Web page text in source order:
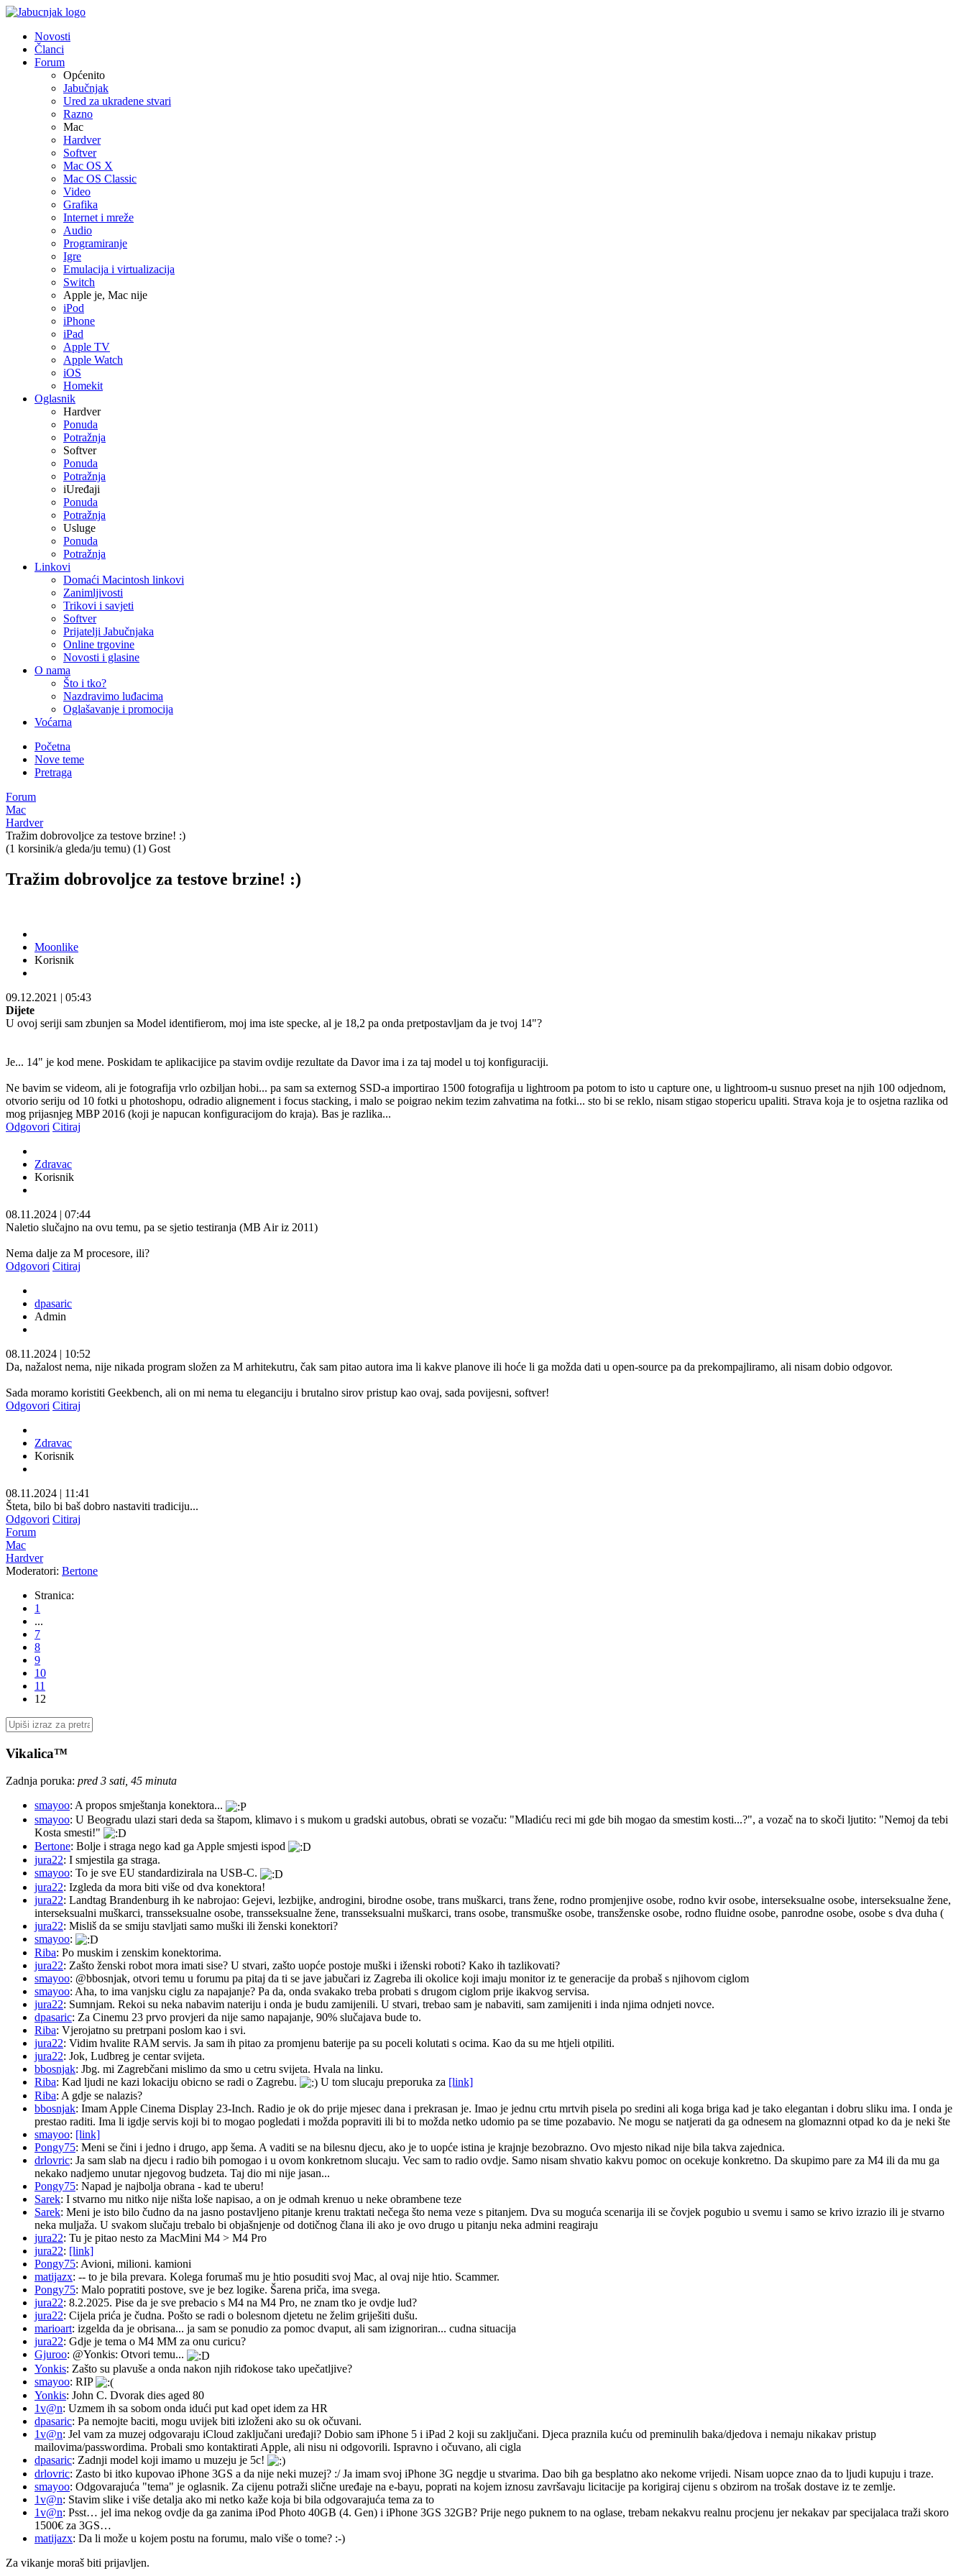
Novosti
Članci
Forum
Općenito
Jabučnjak
Ured za ukradene stvari
Razno
Mac
Hardver
Softver
Mac OS X
Mac OS Classic
Video
Grafika
Internet i mreže
Audio
Programiranje
Igre
Emulacija i virtualizacija
Switch
Apple je, Mac nije
iPod
iPhone
iPad
Apple TV
Apple Watch
iOS
Homekit
Oglasnik
Hardver
Ponuda
Potražnja
Softver
Ponuda
Potražnja
iUređaji
Ponuda
Potražnja
Usluge
Ponuda
Potražnja
Linkovi
Domaći Macintosh linkovi
Zanimljivosti
Trikovi i savjeti
Softver
Prijatelji Jabučnjaka
Online trgovine
Novosti i glasine
O nama
Što i tko?
Nazdravimo luđacima
Oglašavanje i promocija
Voćarna
Početna
Nove teme
Pretraga
Forum
Mac
Hardver
Tražim dobrovoljce za testove brzine! :)
(1 korsinik/a gleda/ju temu) (1) Gost
Tražim dobrovoljce za testove brzine! :)
Moonlike
Korisnik
09.12.2021 | 05:43
Dijete
U ovoj seriji sam zbunjen sa Model identifierom, moj ima iste specke, al je 18,2 pa onda pretpostavljam da je tvoj 14"?
Je... 14" je kod mene. Poskidam te aplikacijice pa stavim ovdije rezultate da Davor ima i za taj model u toj konfiguraciji.
Ne bavim se videom, ali je fotografija vrlo ozbiljan hobi... pa sam sa externog SSD-a importirao 1500 fotografija u lightroom pa potom to isto u capture one, u lightroom-u susnuo preset na njih 100 odjednom,
otvorio seriju od 10 fotki u photoshopu, odradio alignement i focus stacking, i malo se poigrao nekim tezim zahvatima na fotki... sto bi se reklo, nisam stigao stopericu upaliti. Strava koja je to osjetna razlika od
mog prijasnjeg MBP 2016 (koji je napucan konfiguracijom do kraja). Bas je razlika...
Odgovori Citiraj
Zdravac
Korisnik
08.11.2024 | 07:44
Naletio slučajno na ovu temu, pa se sjetio testiranja (MB Air iz 2011)
Nema dalje za M procesore, ili?
Odgovori Citiraj
dpasaric
Admin
08.11.2024 | 10:52
Da, nažalost nema, nije nikada program složen za M arhitekutru, čak sam pitao autora ima li kakve planove ili hoće li ga možda dati u open-source pa da prekompajliramo, ali nisam dobio odgovor.
Sada moramo koristiti Geekbench, ali on mi nema tu eleganciju i brutalno sirov pristup kao ovaj, sada povijesni, softver!
Odgovori Citiraj
Zdravac
Korisnik
08.11.2024 | 11:41
Šteta, bilo bi baš dobro nastaviti tradiciju...
Odgovori Citiraj
Forum
Mac
Hardver
Moderatori: Bertone
Stranica:
1
...
7
8
9
10
11
12
Vikalica™
Zadnja poruka: pred 3 sati, 45 minuta
smayoo: A propos smještanja konektora...
smayoo: U Beogradu ulazi stari deda sa štapom, klimavo i s mukom u gradski autobus, obrati se vozaču: "Mladiću reci mi gde bih mogao da smestim kosti...?", a vozač na to skoči ljutito: "Nemoj da tebi
Kosta smesti!"
Bertone: Bolje i straga nego kad ga Apple smjesti ispod
jura22: I smjestila ga straga.
smayoo: To je sve EU standardizirala na USB-C.
jura22: Izgleda da mora biti više od dva konektora!
jura22: Landtag Brandenburg ih ke nabrojao: Gejevi, lezbijke, androgini, birodne osobe, trans muškarci, trans žene, rodno promjenjive osobe, rodno kvir osobe, interseksualne osobe, interseksualne žene,
interseksualni muškarci, transseksualne osobe, transseksualne žene, transseksualni muškarci, trans osobe, transmuške osobe, transženske osobe, rodno fluidne osobe, panrodne osobe, osobe s dva duha (
jura22: Misliš da se smiju stavljati samo muški ili ženski konektori?
smayoo:
Riba: Po muskim i zenskim konektorima.
jura22: Zašto ženski robot mora imati sise? U stvari, zašto uopće postoje muški i iženski roboti? Kako ih tazlikovati?
smayoo: @bbosnjak, otvori temu u forumu pa pitaj da ti se jave jabučari iz Zagreba ili okolice koji imaju monitor iz te generacije da probaš s njihovom ciglom
smayoo: Aha, to ima vanjsku ciglu za napajanje? Pa da, onda svakako treba probati s drugom ciglom prije ikakvog servisa.
jura22: Sumnjam. Rekoi su neka nabavim nateriju i onda je budu zamijenili. U stvari, trebao sam je nabaviti, sam zamijeniti i inda njima odnjeti novce.
dpasaric: Za Cinemu 23 prvo provjeri da nije samo napajanje, 90% slučajava bude to.
Riba: Vjerojatno su pretrpani poslom kao i svi.
jura22: Vidim hvalite RAM servis. Ja sam ih pitao za promjenu baterije pa su poceli kolutati s ocima. Kao da su me htjeli otpiliti.
jura22: Jok, Ludbreg je centar svijeta.
bbosnjak: Jbg. mi Zagrebčani mislimo da smo u cetru svijeta. Hvala na linku.
Riba: Kad ljudi ne kazi lokaciju obicno se radi o Zagrebu. U tom slucaju preporuka za [link]
Riba: A gdje se nalazis?
bbosnjak: Imam Apple Cinema Display 23-Inch. Radio je ok do prije mjesec dana i prekrasan je. Imao je jednu crtu mrtvih pisela po sredini ali koga briga kad je tako elegantan i dobru sliku ima. I onda je
prestao raditi. Ima li igdje servis koji bi to mogao pogledati i možda popraviti ili bi to možda netko udomio pa se time pozabavio. Ne mogu se natjerati da ga odnesem na glomaznni otpad ko da je neki šte
smayoo: [link]
Pongy75: Meni se čini i jedno i drugo, app šema. A vaditi se na bilesnu djecu, ako je to uopće istina je krajnje bezobrazno. Ovo mjesto nikad nije bila takva zajednica.
drlovric: Ja sam slab na djecu i radio bih pomogao i u ovom konkretnom slucaju. Vec sam to radio ovdje. Samo nisam shvatio kakvu pomoc on ocekuje konkretno. Da skupimo pare za M4 ili da mu ga
nekako nadjemo unutar njegovog budzeta. Taj dio mi nije jasan...
Pongy75: Napad je najbolja obrana - kad te uberu!
Sarek: I stvarno mu nitko nije ništa loše napisao, a on je odmah krenuo u neke obrambene teze
Sarek: Meni je isto bilo čudno da na jasno postavljeno pitanje krenu traktati nečega što nema veze s pitanjem. Dva su moguća scenarija ili se čovjek pogubio u svemu i samo se krivo izrazio ili je stvarno
neka muljaža. U svakom slučaju trebalo bi objašnjenje od dotičnog člana ili ako je ovo drugo u pitanju neka admini reagiraju
jura22: Tu je pitao nesto za MacMini M4 > M4 Pro
jura22: [link]
Pongy75: Avioni, milioni. kamioni
matijazx: -- to je bila prevara. Kolega forumaš mu je htio posuditi svoj Mac, al ovaj nije htio. Scammer.
Pongy75: Malo popratiti postove, sve je bez logike. Šarena priča, ima svega.
jura22: 8.2.2025. Pise da je sve prebacio s M4 na M4 Pro, ne znam tko je ovdje lud?
jura22: Cijela prića je čudna. Pošto se radi o bolesnom djetetu ne želim griješiti dušu.
marioart: izgelda da je obrisana... ja sam se ponudio za pomoc dvaput, ali sam izignoriran... cudna situacija
jura22: Gdje je tema o M4 MM za onu curicu?
Gjuroo: @Yonkis: Otvori temu...
Yonkis: Zašto su plavuše a onda nakon njih riđokose tako upečatljive?
smayoo: RIP
Yonkis: John C. Dvorak dies aged 80
1v@n: Uzmem ih sa sobom onda idući put kad opet idem za HR
dpasaric: Pa nemojte baciti, mogu uvijek biti izloženi ako su ok očuvani.
1v@n: Jel vam za muzej odgovaraju iCloud zaključani uređaji? Dobio sam iPhone 5 i iPad 2 koji su zaključani. Djeca praznila kuću od preminulih baka/djedova i nemaju nikakav pristup
mailovima/passwordima. Probali smo kontaktirati Apple, ali nisu ni odgovorili. Ispravno i očuvano, ali cigla
dpasaric: Zadnji model koji imamo u muzeju je 5c!
drlovric: Zasto bi itko kupovao iPhone 3GS a da nije neki muzej? :/ Ja imam svoj iPhone 3G negdje u stvarima. Dao bih ga besplatno ako nekome vrijedi. Nisam uopce znao da to ljudi kupuju i traze.
smayoo: Odgovarajuća "tema" je oglasnik. Za cijenu potraži slične uređaje na e-bayu, poprati na kojem iznosu završavaju licitacije pa korigiraj cijenu s obzirom na trošak dostave iz te zemlje.
1v@n: Stavim slike i više detalja ako mi netko kaže koja bi bila odgovarajuća tema za to
1v@n: Psst… jel ima nekog ovdje da ga zanima iPod Photo 40GB (4. Gen) i iPhone 3GS 32GB? Prije nego puknem to na oglase, trebam nekakvu realnu procjenu jer nekakav par specijalaca traži skoro
1500€ za 3GS…
matijazx: Da li može u kojem postu na forumu, malo više o tome? :-)
Za vikanje moraš biti prijavljen.